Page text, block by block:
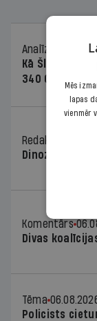
Analīze
Kā Šlesera
340 000 vērtu
Redaktores sleja
Dinozaura
Komentārs
Divas
Tēma
Policists
Mēs
lapas
vienmēr